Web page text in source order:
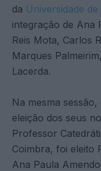
da Universidade
integração de Ana
Reis Mota, Carlos
Marques
Lacerda.
Na mesma
eleição dos seus
Professor
Coimbra, foi eleito
Ana Paula